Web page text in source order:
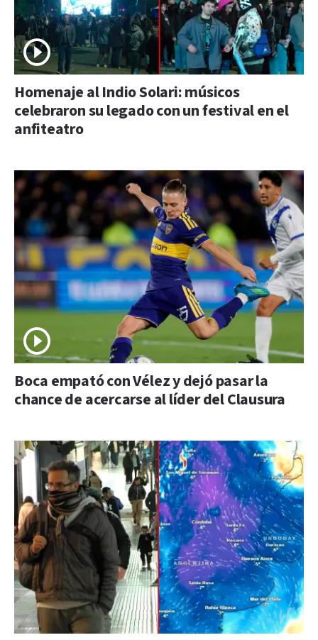
Homenaje al Indio Solari: músicos
celebraron su legado con un festival en el
anfiteatro
Boca empató con Vélez y dejó pasar la
chance de acercarse al líder del Clausura